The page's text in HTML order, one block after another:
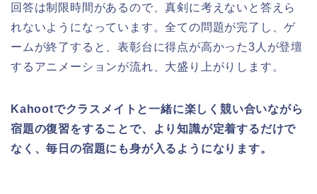
回答は制限時間があるので、真剣に考えないと答えら
れないようになっています。全ての問題が完了し、ゲ
ームが終了すると、表彰台に得点が高かった3人が登壇
するアニメーションが流れ、大盛り上がりします。
Kahootでクラスメイトと一緒に楽しく競い合いながら
宿題の復習をすることで、より知識が定着するだけで
なく、毎日の宿題にも身が入るようになります。